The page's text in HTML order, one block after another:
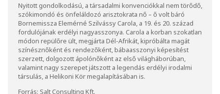
Nyitott gondolkodású, a társadalmi konvenciókkal nem törődő,
szókimondó és önfeláldozó arisztokrata nő – ő volt báró
Bornemissza Elemérné Szilvássy Carola, a 19. és 20. század
fordulójának erdélyi nagyasszonya. Carola a korban szokatlan
módon repülőre ült, megjárta Dél-Afrikát, kipróbálta magát
színésznőként és rendezőként, bábaasszonyi képesítést
szerzett, dolgozott ápolónőként az első világháborúban,
valamint nagy szerepet játszott a legendás erdélyi irodalmi
társulás, a Helikoni Kör megalapításában is.
Forrás: Salt Consulting Kft.